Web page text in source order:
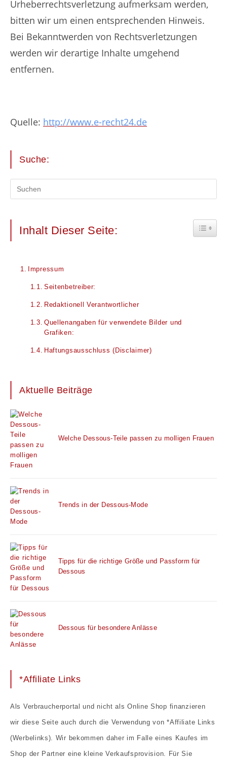
Urheberrechtsverletzung aufmerksam werden,
bitten wir um einen entsprechenden Hinweis.
Bei Bekanntwerden von Rechtsverletzungen
werden wir derartige Inhalte umgehend
entfernen.
Quelle: http://www.e-recht24.de
Suche:
Inhalt Dieser Seite: Toggle
Impressum
Seitenbetreiber:
Redaktionell Verantwortlicher
Quellenangaben für verwendete Bilder und
Grafiken:
Haftungsausschluss (Disclaimer)
Aktuelle Beiträge
Welche Dessous-Teile passen zu molligen Frauen
Trends in der Dessous-Mode
Tipps für die richtige Größe und Passform für
Dessous
Dessous für besondere Anlässe
*Affiliate Links
Als Verbraucherportal und nicht als Online Shop finanzieren
wir diese Seite auch durch die Verwendung von *Affiliate Links
(Werbelinks). Wir bekommen daher im Falle eines Kaufes im
Shop der Partner eine kleine Verkaufsprovision. Für Sie